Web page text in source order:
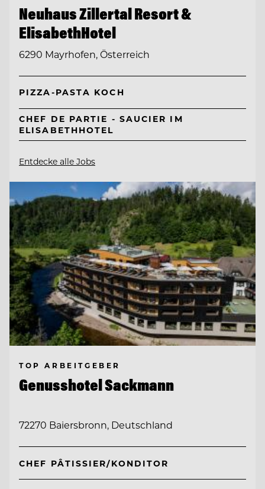
Neuhaus Zillertal Resort &
ElisabethHotel
6290 Mayrhofen, Österreich
PIZZA-PASTA KOCH
CHEF DE PARTIE - SAUCIER IM
ELISABETHHOTEL
Entdecke alle Jobs
TOP ARBEITGEBER
Genusshotel Sackmann
72270 Baiersbronn, Deutschland
CHEF PÂTISSIER/KONDITOR